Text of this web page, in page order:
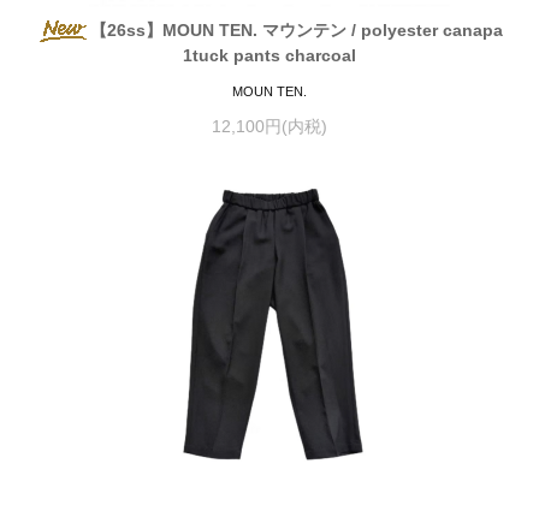
【26ss】MOUN TEN. マウンテン / polyester canapa
1tuck pants charcoal
MOUN TEN.
12,100円(内税)